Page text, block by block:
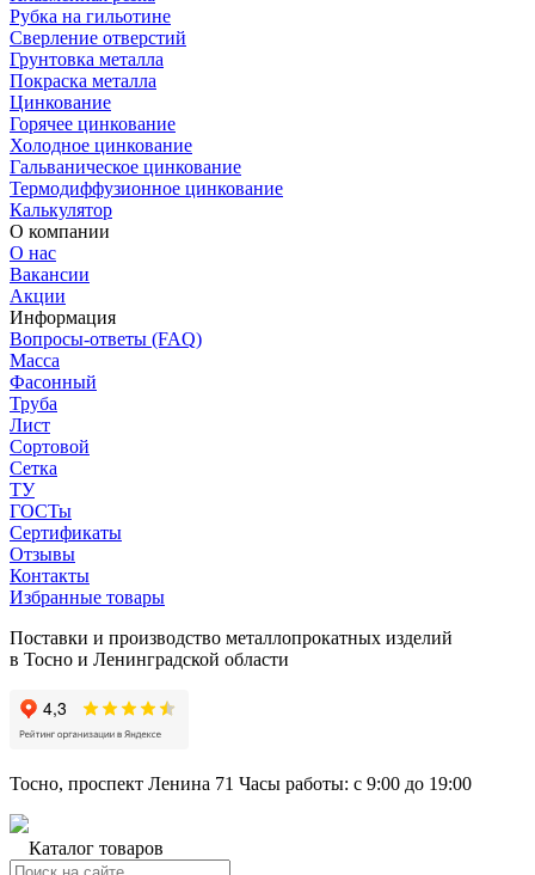
Рубка на гильотине
Сверление отверстий
Грунтовка металла
Покраска металла
Цинкование
Горячее цинкование
Холодное цинкование
Гальваническое цинкование
Термодиффузионное цинкование
Калькулятор
О компании
О нас
Вакансии
Акции
Информация
Вопросы-ответы (FAQ)
Масса
Фасонный
Труба
Лист
Сортовой
Сетка
ТУ
ГОСТы
Сертификаты
Отзывы
Контакты
Избранные товары
Поставки и производство металлопрокатных изделий
в Тосно и Ленинградской области
Тосно, проспект Ленина 71 Часы работы: с 9:00 до 19:00
Каталог товаров